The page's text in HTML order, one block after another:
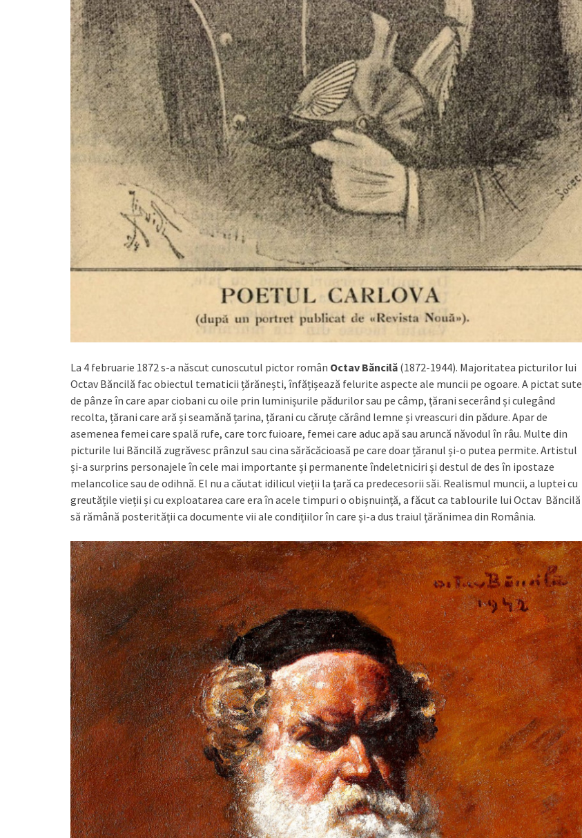
La 4 februarie 1872 s-a născut cunoscutul pictor român Octav Băncilă (1872-1944). Majoritatea picturilor lui
Octav Băncilă fac obiectul tematicii țărănești, înfățișează felurite aspecte ale muncii pe ogoare. A pictat sute
de pânze în care apar ciobani cu oile prin luminișurile pădurilor sau pe câmp, țărani secerând și culegând
recolta, țărani care ară și seamănă țarina, țărani cu căruțe cărând lemne și vreascuri din pădure. Apar de
asemenea femei care spală rufe, care torc fuioare, femei care aduc apă sau aruncă năvodul în râu. Multe din
picturile lui Băncilă zugrăvesc prânzul sau cina sărăcăcioasă pe care doar țăranul și-o putea permite. Artistul
și-a surprins personajele în cele mai importante și permanente îndeletniciri și destul de des în ipostaze
melancolice sau de odihnă. El nu a căutat idilicul vieții la țară ca predecesorii săi. Realismul muncii, a luptei cu
greutățile vieții și cu exploatarea care era în acele timpuri o obișnuință, a făcut ca tablourile lui Octav Băncilă
să rămână posterității ca documente vii ale condițiilor în care și-a dus traiul țărănimea din România.